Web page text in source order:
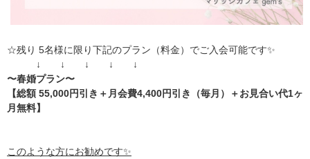
☆残り 5名様に限り下記のプラン（料金）でご入会可能です✨
↓ ↓ ↓ ↓ ↓
〜春婚プラン〜
【総額 55,000円引き＋月会費4,400円引き（毎月）＋お見合い代1ヶ
月無料】
このような方にお勧めです✨